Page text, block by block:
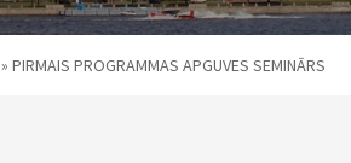
» PIRMAIS PROGRAMMAS APGUVES SEMINĀRS